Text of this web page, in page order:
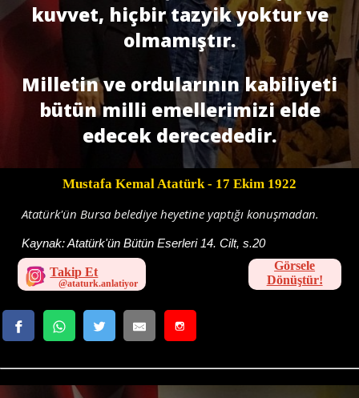
kuvvet, hiçbir tazyik yoktur ve
olmamıştır.
Milletin ve ordularının kabiliyeti
bütün milli emellerimizi elde
edecek derecededir.
Mustafa Kemal Atatürk- 17 Ekim 1922
Atatürk'ün Bursa belediye heyetine yaptığı konuşmadan.
Kaynak:Atatürk'ün Bütün Eserleri 14. Cilt, s.20
Takip Et
Görsele
Dönüştür!